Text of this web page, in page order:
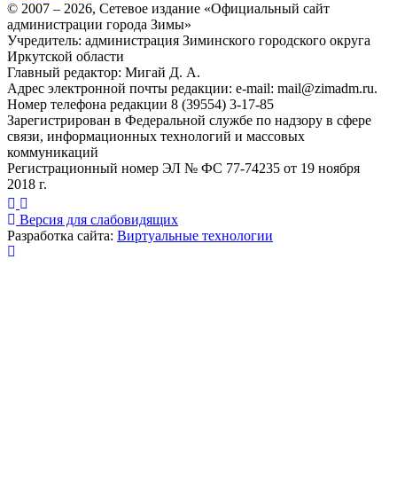
© 2007 – 2026, Сетевое издание «Официальный сайт
администрации города Зимы»
Учредитель: администрация Зиминского городского округа
Иркутской области
Главный редактор: Мигай Д. А.
Адрес электронной почты редакции: e-mail: mail@zimadm.ru.
Номер телефона редакции 8 (39554) 3-17-85
Зарегистрирован в Федеральной службе по надзору в сфере
связи, информационных технологий и массовых
коммуникаций
Регистрационный номер ЭЛ № ФС 77-74235 от 19 ноября
2018 г.
Версия для слабовидящих
Разработка сайта: Виртуальные технологии